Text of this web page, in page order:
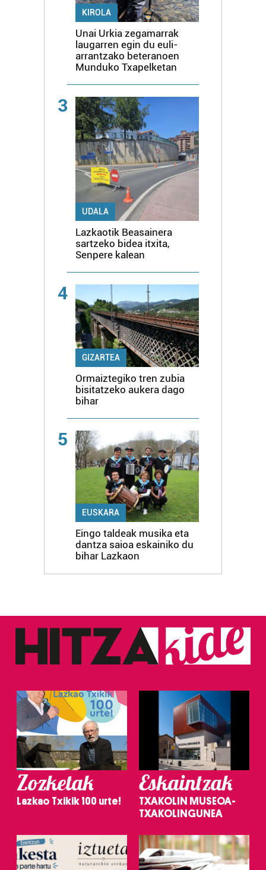
KIROLA
Unai Urkia zegamarrak
laugarren egin du euli-
arrantzako beteranoen
Munduko Txapelketan
3
UDALA
Lazkaotik Beasainera
sartzeko bidea itxita,
Senpere kalean
4
GIZARTEA
Ormaiztegiko tren zubia
bisitatzeko aukera dago
bihar
5
EUSKARA
Eingo taldeak musika eta
dantza saioa eskainiko du
bihar Lazkaon
Zozketak
Lazkao Txikik 100 urte!
Eskaintzak
TXAKOLIN MUSEOA-
TXAKOLINGUNEA